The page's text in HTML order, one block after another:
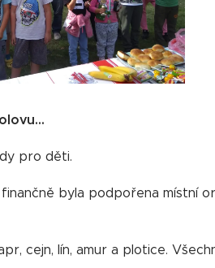
pro děti.
byla podpořena místní
cejn, lín, amur a plotice.